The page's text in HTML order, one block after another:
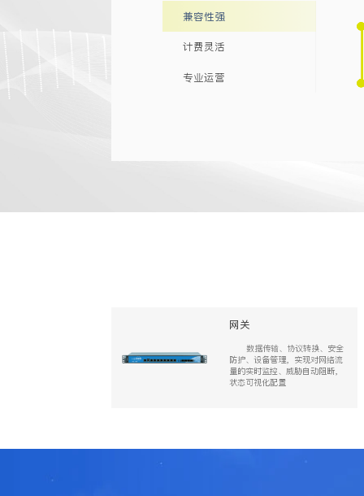
兼容性强
计费灵活
专业运营
网关
数据传输、协议转换、安全
防护、设备管理，实现对网络流
量的实时监控、威胁自动阻断，
状态可视化配置